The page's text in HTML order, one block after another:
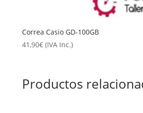
Correa Casio GD-100GB
41,90€ (IVA Inc.)
Productos